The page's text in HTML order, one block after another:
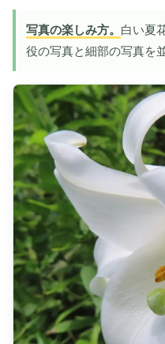
写真の楽しみ方。 白い夏
役の写真と細部の写真を